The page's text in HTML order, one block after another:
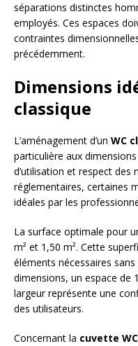
séparations distinctes
employés. Ces espaces
contraintes
précédemment.
Dimensions
classique
L’aménagement d’un WC
particulière aux
d’utilisation et respect des
réglementaires, certaines
idéales par les
La surface optimale pour
m² et 1,50 m². Cette
éléments nécessaires
dimensions, un espace de
largeur représente une
des utilisateurs.
Concernant la cuvette WC